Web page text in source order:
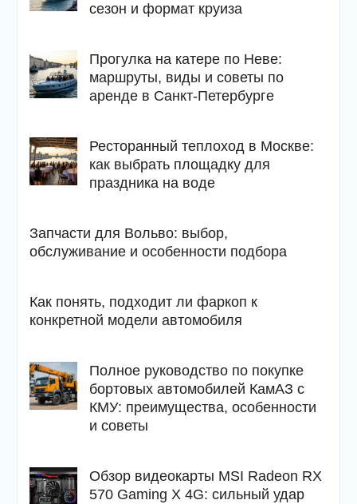
сезон и формат круиза
Прогулка на катере по Неве:
маршруты, виды и советы по
аренде в Санкт-Петербурге
Ресторанный теплоход в Москве:
как выбрать площадку для
праздника на воде
Запчасти для Вольво: выбор,
обслуживание и особенности подбора
Как понять, подходит ли фаркоп к
конкретной модели автомобиля
Полное руководство по покупке
бортовых автомобилей КамАЗ с
КМУ: преимущества, особенности
и советы
Обзор видеокарты MSI Radeon RX
570 Gaming X 4G: сильный удар